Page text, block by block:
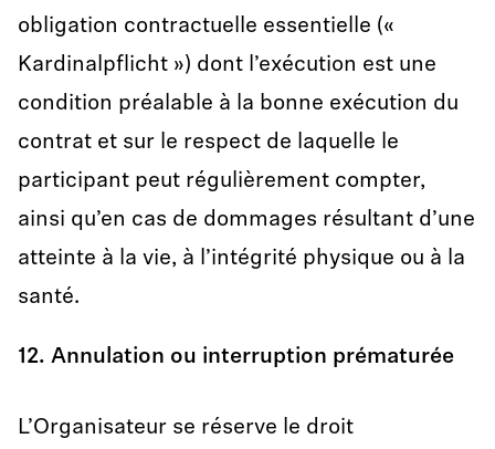
obligation contractuelle essentielle («
Kardinalpflicht ») dont l’exécution est une
condition préalable à la bonne exécution du
contrat et sur le respect de laquelle le
participant peut régulièrement compter,
ainsi qu’en cas de dommages résultant d’une
atteinte à la vie, à l’intégrité physique ou à la
santé.
12. Annulation ou interruption prématurée
L’Organisateur se réserve le droit